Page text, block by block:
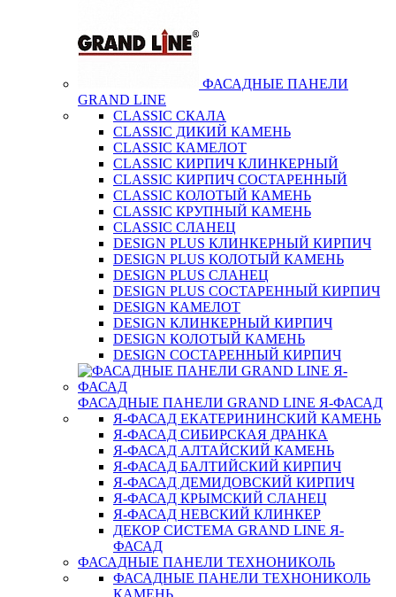
ФАСАДНЫЕ ПАНЕЛИ
GRAND LINE
CLASSIC СКАЛА
CLASSIC ДИКИЙ КАМЕНЬ
CLASSIC КАМЕЛОТ
CLASSIC КИРПИЧ КЛИНКЕРНЫЙ
CLASSIC КИРПИЧ СОСТАРЕННЫЙ
CLASSIC КОЛОТЫЙ КАМЕНЬ
CLASSIC КРУПНЫЙ КАМЕНЬ
CLASSIC СЛАНЕЦ
DESIGN PLUS КЛИНКЕРНЫЙ КИРПИЧ
DESIGN PLUS КОЛОТЫЙ КАМЕНЬ
DESIGN PLUS СЛАНЕЦ
DESIGN PLUS СОСТАРЕННЫЙ КИРПИЧ
DESIGN КАМЕЛОТ
DESIGN КЛИНКЕРНЫЙ КИРПИЧ
DESIGN КОЛОТЫЙ КАМЕНЬ
DESIGN СОСТАРЕННЫЙ КИРПИЧ
ФАСАДНЫЕ ПАНЕЛИ GRAND LINE Я-ФАСАД
Я-ФАСАД ЕКАТЕРИНИНСКИЙ КАМЕНЬ
Я-ФАСАД СИБИРСКАЯ ДРАНКА
Я-ФАСАД АЛТАЙСКИЙ КАМЕНЬ
Я-ФАСАД БАЛТИЙСКИЙ КИРПИЧ
Я-ФАСАД ДЕМИДОВСКИЙ КИРПИЧ
Я-ФАСАД КРЫМСКИЙ СЛАНЕЦ
Я-ФАСАД НЕВСКИЙ КЛИНКЕР
ДЕКОР СИСТЕМА GRAND LINE Я-
ФАСАД
ФАСАДНЫЕ ПАНЕЛИ ТЕХНОНИКОЛЬ
ФАСАДНЫЕ ПАНЕЛИ ТЕХНОНИКОЛЬ
КАМЕНЬ